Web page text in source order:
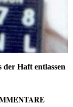
Haft entlassen